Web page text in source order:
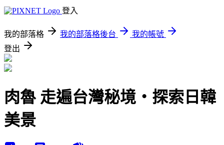
登入
我的部落格 我的部落格後台
我的帳號
登出
肉魯 走遍台灣秘境・探索日韓
美景